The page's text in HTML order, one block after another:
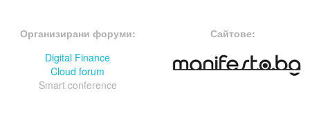
Организирани форуми:
Digital Finance
Cloud forum
Smart conference
Сайтове: